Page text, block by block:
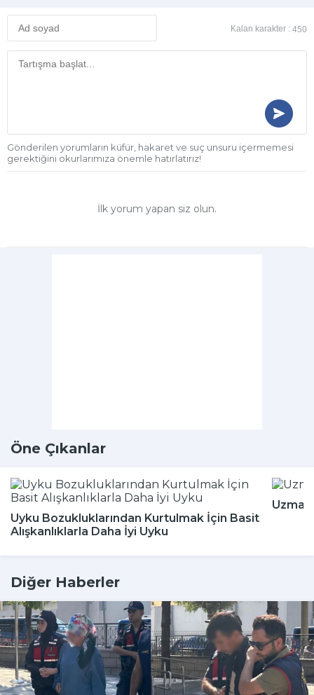
Kalan karakter : 450
Gönderilen yorumların küfür, hakaret ve suç unsuru içermemesi
gerektiğini okurlarımıza önemle hatırlatırız!
İlk yorum yapan siz olun.
Öne Çıkanlar
Uyku Bozukluklarından Kurtulmak İçin Basit
Alışkanlıklarla Daha İyi Uyku
Diğer Haberler